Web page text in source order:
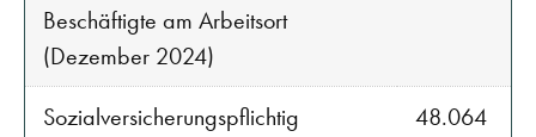
Beschäftigte am Arbeitsort
(Dezember 2024)
Sozialversicherungspflichtig
48.064